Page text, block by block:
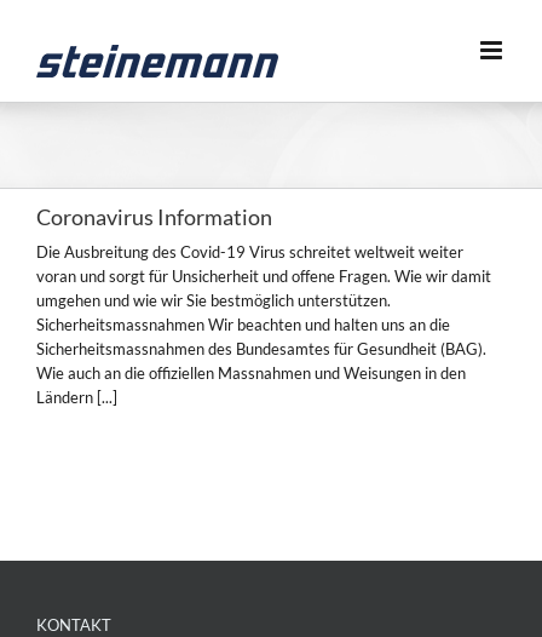
springen
Coronavirus Information
Die Ausbreitung des Covid-19 Virus schreitet weltweit weiter
voran und sorgt für Unsicherheit und offene Fragen. Wie wir damit
umgehen und wie wir Sie bestmöglich unterstützen.
Sicherheitsmassnahmen Wir beachten und halten uns an die
Sicherheitsmassnahmen des Bundesamtes für Gesundheit (BAG).
Wie auch an die offiziellen Massnahmen und Weisungen in den
Ländern [...]
KONTAKT